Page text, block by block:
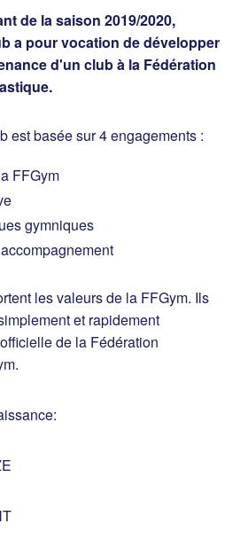
de la saison 2019/2020,
a pour vocation de développer
d'un club à la Fédération
est basée sur 4 engagements :
FFGym
gymniques
les valeurs de la FFGym. Ils
et rapidement
de la Fédération